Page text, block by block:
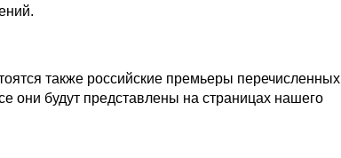
также российские премьеры перечисленных
они будут представлены на страницах нашего